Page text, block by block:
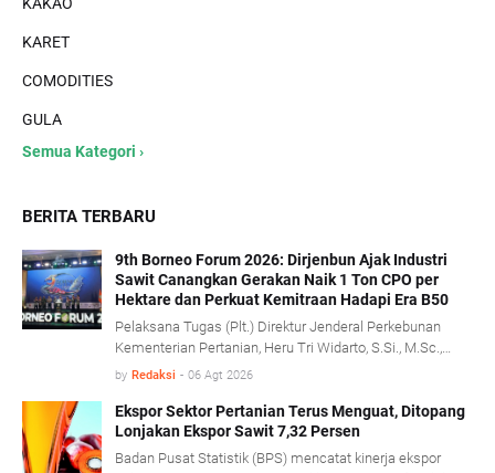
KARET
COMODITIES
GULA
Semua Kategori ›
BERITA TERBARU
9th Borneo Forum 2026: Dirjenbun Ajak Industri
Sawit Canangkan Gerakan Naik 1 Ton CPO per
Hektare dan Perkuat Kemitraan Hadapi Era B50
Pelaksana Tugas (Plt.) Direktur Jenderal Perkebunan
Kementerian Pertanian, Heru Tri Widarto, S.Si., M.Sc.,
mengajak seluruh pemangku kepentingan industri kelapa
B50 sebagai momentum memperkuat produktivitas,
mempercepat transformasi tata kelola, serta
membangun kemitraan yang lebih kuat antara
by Redaksi - 06 Agt 2026
Ekspor Sektor Pertanian Terus Menguat, Ditopang
Lonjakan Ekspor Sawit 7,32 Persen
Badan Pusat Statistik (BPS) mencatat kinerja ekspor